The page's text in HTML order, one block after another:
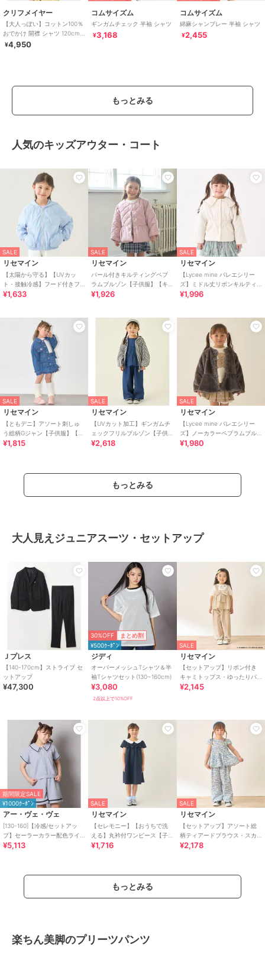
クリフメイヤー
【大人っぽい】コットン100％
おでかけ 開襟 シャツ 120cm
～170cm
¥4,950
コムサイズム
ギンガムチェック 半袖 シャツ
¥3,168
コムサイズム
綿麻シャンブレー 半袖 シャツ
¥2,455
もっとみる
人気のキッズアウター・コート
SALE
リセマイン
【太陽から守る】【UVカッ
ト・接触冷感】フード付きフ
ルジップパーカ【子供服】
¥1,633
SALE
リセマイン
パール付きキルティングペプ
ラムブルゾン【子供服】【キ
ッズ】【女の子】
¥1,926
SALE
リセマイン
【Lycee mine バレエシリー
ズ】ミドル丈リボンキルティ
ングジャケット【子供服】
¥1,996
SALE
リセマイン
【ともデニ】アソート刺しゅ
う総柄Gジャン【子供服】【キ
ッズ】【女の子】
¥1,815
SALE
リセマイン
【UVカット加工】ギンガムチ
ェックフリルブルゾン【子供
服】【キッズ】【女の子】
¥2,618
SALE
リセマイン
【Lycee mine バレエシリー
ズ】ノーカラーペプラムブル
ゾン【子供服】【キッズ】
¥1,980
もっとみる
大人見えジュニアスーツ・セットアップ
Ｊプレス
【140-170cm】ストライプ セ
ットアップ
¥47,300
30%OFF まとめ割
¥500ｸｰﾎﾟﾝ
ジディ
オーバーメッシュTシャツ＆半
袖Tシャツセット(130~160cm)
¥3,080
2点以上で10%OFF
SALE
リセマイン
【セットアップ】リボン付き
キャミトップス・ゆったりパ
ンツセットアップ【子供服】
¥2,145
期間限定SALE
¥1000ｸｰﾎﾟﾝ
アー・ヴェ・ヴェ
[130-160]【冷感/セットアッ
プ】セーラーカラー配色ライ
ンセットアップ
¥5,113
SALE
リセマイン
【セレモニー】【おうちで洗
える】丸衿付ワンピース【子
供服】【キッズ】【女の子】
¥1,716
SALE
リセマイン
【セットアップ】アソート総
柄ティアードブラウス・スカ
ラップパンツセット【子供
¥2,178
もっとみる
楽ちん美脚のプリーツパンツ